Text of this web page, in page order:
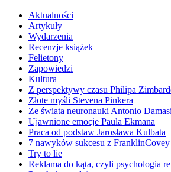
Aktualności
Artykuły
Wydarzenia
Recenzje książek
Felietony
Zapowiedzi
Kultura
Z perspektywy czasu Philipa
Złote myśli Stevena Pinkera
Ze świata neuronauki Antonio
Ujawnione emocje Paula Ekmana
Praca od podstaw Jarosława Kulbata
7 nawyków sukcesu z FranklinCovey
Try to lie
Reklama do kąta, czyli psychologia